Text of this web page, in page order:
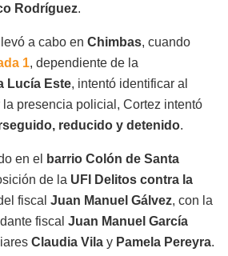
Rodríguez.
a cabo en Chimbas, cuando
1, dependiente de la
Lucía Este, intentó identificar al
presencia policial, Cortez intentó
reducido y detenido.
en el
barrio Colón de Santa
de la UFI Delitos contra la
fiscal Juan Manuel Gálvez, con la
fiscal Juan Manuel García
Claudia Vila y Pamela Pereyra.